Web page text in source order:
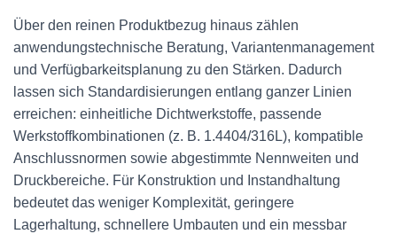
Über den reinen Produktbezug hinaus zählen
anwendungstechnische Beratung, Variantenmanagement
und Verfügbarkeitsplanung zu den Stärken. Dadurch
lassen sich Standardisierungen entlang ganzer Linien
erreichen: einheitliche Dichtwerkstoffe, passende
Werkstoffkombinationen (z. B. 1.4404/316L), kompatible
Anschlussnormen sowie abgestimmte Nennweiten und
Druckbereiche. Für Konstruktion und Instandhaltung
bedeutet das weniger Komplexität, geringere
Lagerhaltung, schnellere Umbauten und ein messbar